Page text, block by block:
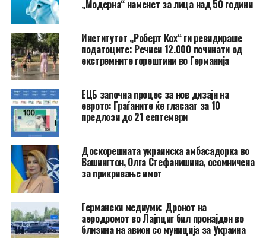
„Модерна“ наменет за лица над 50 години
Институтот „Роберт Кох“ ги ревидираше
податоците: Речиси 12.000 починати од
екстремните горештини во Германија
ЕЦБ започна процес за нов дизајн на
еврото: Граѓаните ќе гласаат за 10
предлози до 21 септември
Доскорешната украинска амбасадорка во
Вашингтон, Олга Стефанишина, осомничена
за прикривање имот
Германски медиуми: Дронот на
аеродромот во Лајпциг бил пронајден во
близина на авион со муниција за Украина